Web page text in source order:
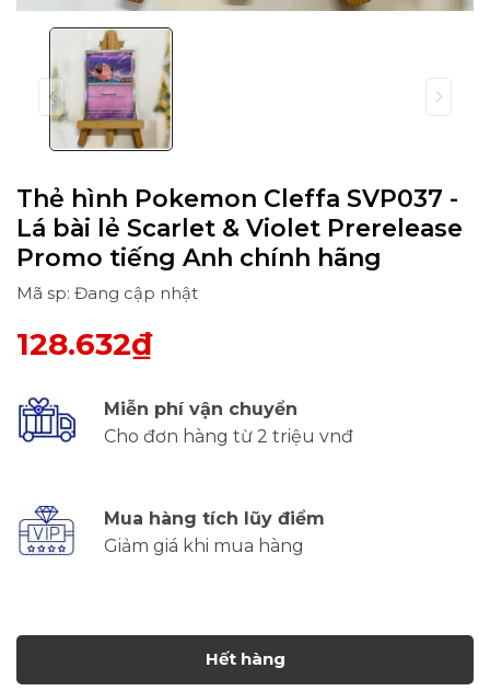
Thẻ hình Pokemon Cleffa SVP037 -
Lá bài lẻ Scarlet & Violet Prerelease
Promo tiếng Anh chính hãng
Mã sp: Đang cập nhật
128.632₫
Miễn phí vận chuyển
Cho đơn hàng từ 2 triệu vnđ
Mua hàng tích lũy điểm
Giảm giá khi mua hàng
Hết hàng